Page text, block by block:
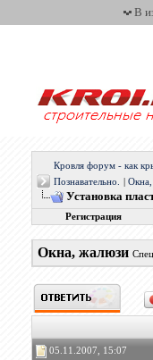
В
Кровля форум - как
Познавательно.
Установка
Регистрация
Окна, жалюзи
05.11.2007, 15:07